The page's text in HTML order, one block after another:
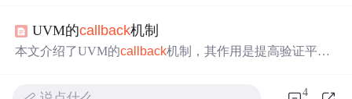
并配置路径。以记录执行语句和结果到PG数据库为例，介
绍了编写自定义callback的步骤及可获取的信息。
UVM的callback机制
本文介绍了UVM的callback机制，其作用是提高验证平台
4